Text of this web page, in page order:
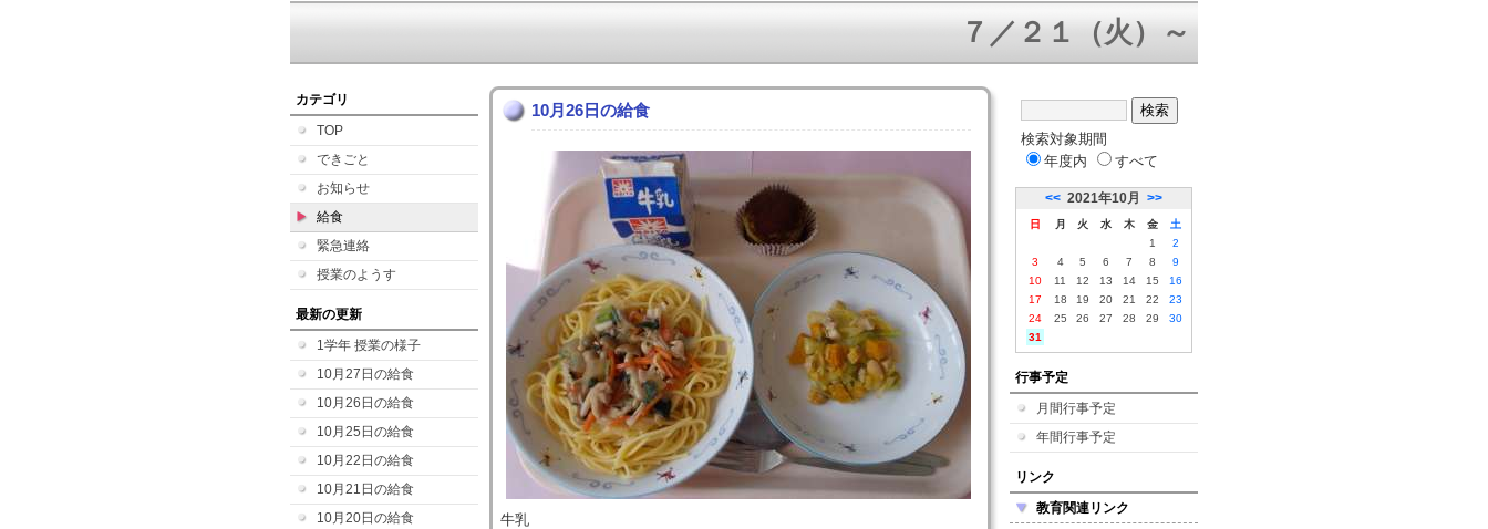
７／２１（火）～３１（金）三者面
カテゴリ
TOP
できごと
お知らせ
給食
緊急連絡
授業のようす
最新の更新
1学年 授業の様子
10月27日の給食
10月26日の給食
10月25日の給食
10月22日の給食
10月21日の給食
10月20日の給食
10月26日の給食
牛乳
検索対象期間
年度内
すべて
<< 2021年10月 >>
日 月 火 水 木 金
土
1
2
3
4 5 6 7 8
9
10
11 12 13 14 15
16
17
18 19 20 21 22
23
24
25 26 27 28 29
30
31
行事予定
月間行事予定
年間行事予定
リンク
教育関連リンク